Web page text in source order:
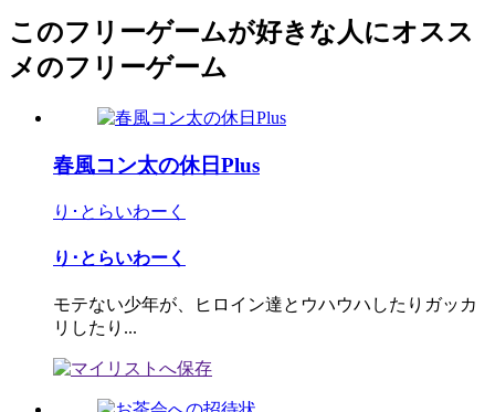
このフリーゲームが好きな人にオスス
メのフリーゲーム
春風コン太の休日Plus
り･とらいわーく
り･とらいわーく
モテない少年が、ヒロイン達とウハウハしたりガッカ
リしたり...